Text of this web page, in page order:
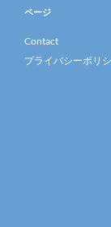
ページ
Contact
プライバシーポリ